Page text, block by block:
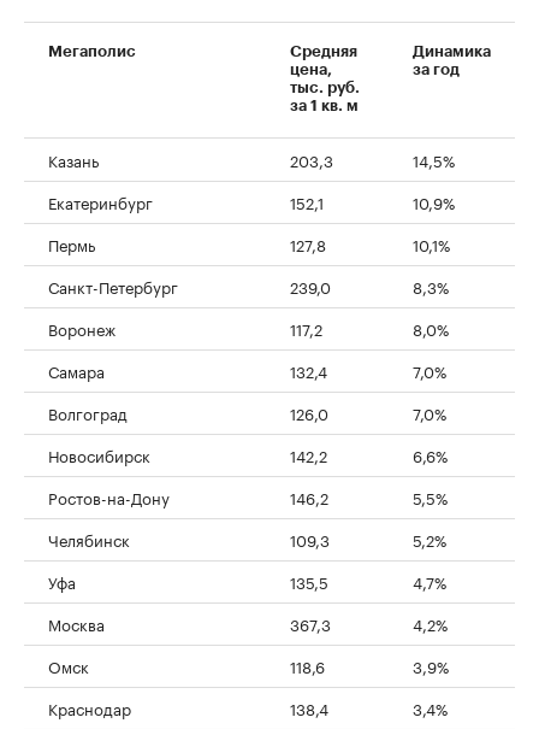
Мегаполис
Средняя
цена,
тыс. руб.
за 1 кв. м
Динамика
за год
Казань 203,3
14,5%
Екатеринбург
152,1
10,9%
Пермь
127,8
10,1%
Санкт-Петербург
239,0
8,3%
Воронеж
117,2
8,0%
Самара
132,4
7,0%
Волгоград
126,0
7,0%
Новосибирск
142,2
6,6%
Ростов-на-Дону
146,2
5,5%
Челябинск
109,3
5,2%
Уфа
135,5
4,7%
Москва
367,3
4,2%
Омск
118,6
3,9%
Краснодар
138,4
3,4%